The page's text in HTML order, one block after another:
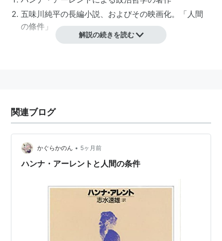
五味川純平の長編小説、およびその映画化。「人間
の條件」
解説の続きを読む
関連ブログ
かぐらかのん • 5ヶ月前
ハンナ・アーレントと人間の条件